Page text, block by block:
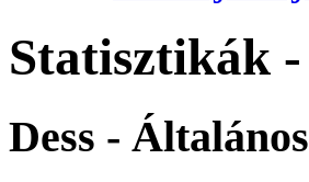
Statisztikák -
Dess -